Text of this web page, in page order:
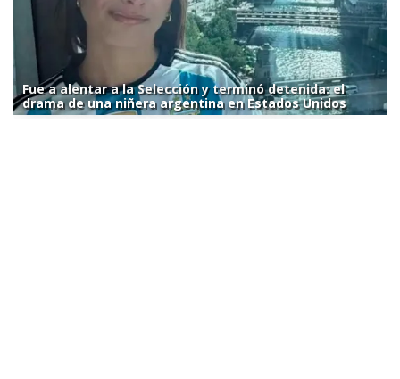
Fue a alentar a la Selección y terminó detenida: el
drama de una niñera argentina en Estados Unidos